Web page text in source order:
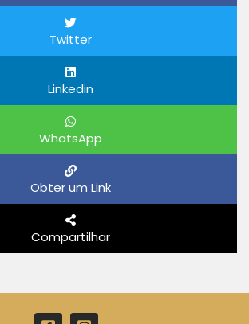
Twitter
Linkedin
WhatsApp
Obter um Link
Compartilhar